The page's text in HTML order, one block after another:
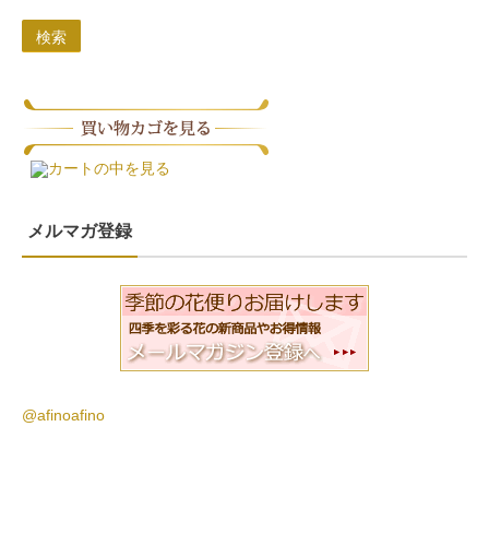
検索
カートの中を見る
メルマガ登録
@afinoafino